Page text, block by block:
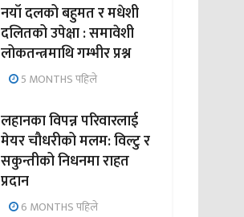
नयाँ दलको बहुमत र मधेशी
दलितको उपेक्षा : समावेशी
लोकतन्त्रमाथि गम्भीर प्रश्न
5 MONTHS पहिले
लहानका विपन्न परिवारलाई
मेयर चौधरीको मलम: विल्टु र
सकुन्तीको निधनमा राहत
प्रदान
6 MONTHS पहिले